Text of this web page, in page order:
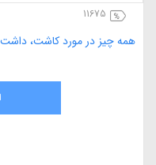
11675
همه چیز در مورد کاشت،